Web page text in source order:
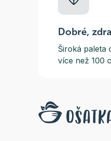
Dobré,
Široká paleta
více než 100